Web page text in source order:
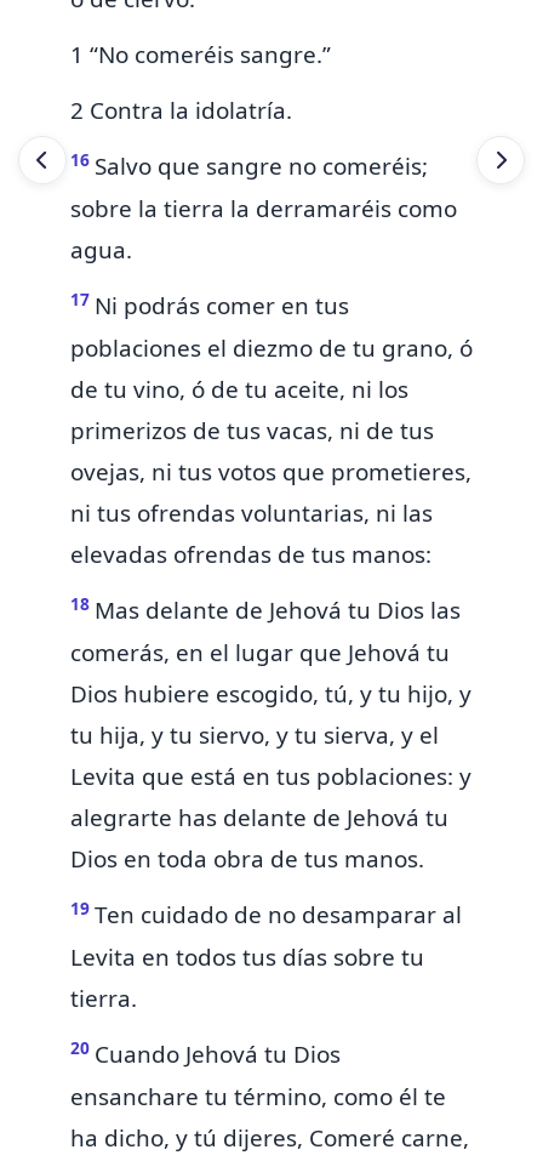
1 “No comeréis sangre.”
2 Contra la idolatría.
16 Salvo que sangre no comeréis;
sobre la tierra la derramaréis como
agua.
17 Ni podrás comer en tus
poblaciones el diezmo de tu grano, ó
de tu vino, ó de tu aceite, ni los
primerizos de tus vacas, ni de tus
ovejas, ni tus votos que prometieres,
ni tus ofrendas voluntarias, ni las
elevadas ofrendas de tus manos:
18 Mas delante de Jehová tu Dios las
comerás, en el lugar que Jehová tu
Dios hubiere escogido, tú, y tu hijo, y
tu hija, y tu siervo, y tu sierva, y el
Levita que está en tus poblaciones: y
alegrarte has delante de Jehová tu
Dios en toda obra de tus manos.
19 Ten cuidado de no desamparar al
Levita en todos tus días sobre tu
tierra.
20 Cuando Jehová tu Dios
ensanchare tu término, como él te
ha dicho, y tú dijeres, Comeré carne,